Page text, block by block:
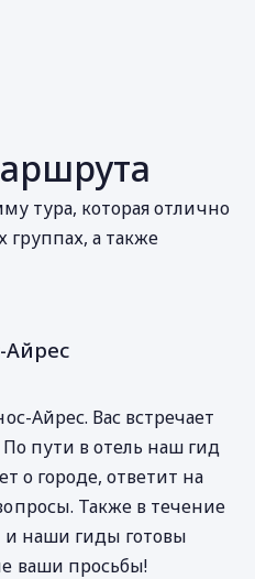
тура, которая отлично
а также
Айрес
Айрес. Вас встречает
По пути в отель наш гид
о городе, ответит на
Также в течение
и наши гиды готовы
ваши просьбы!